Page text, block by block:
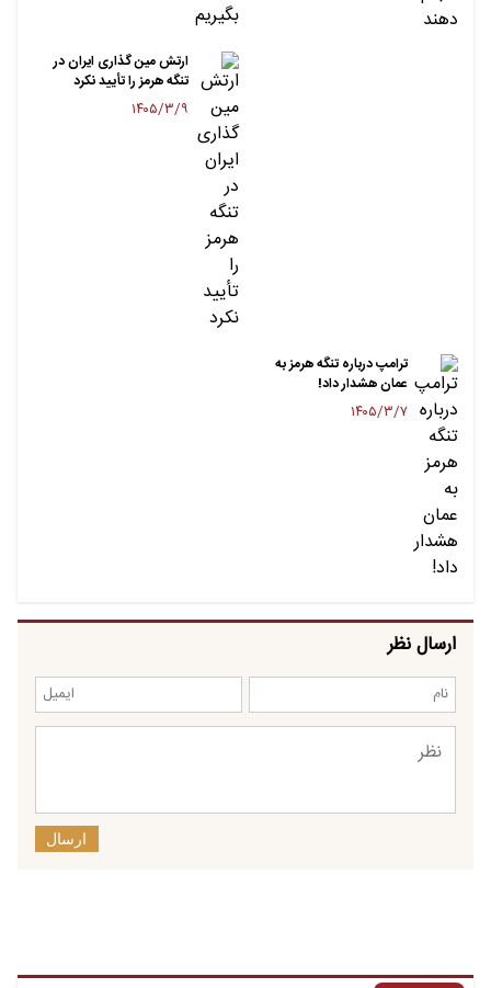
ارتش مین گذاری ایران در
تنگه هرمز را تأیید نکرد
۱۴۰۵/۳/۹
ترامپ درباره تنگه هرمز به
عمان هشدار داد!
۱۴۰۵/۳/۷
ارسال نظر
ارسال